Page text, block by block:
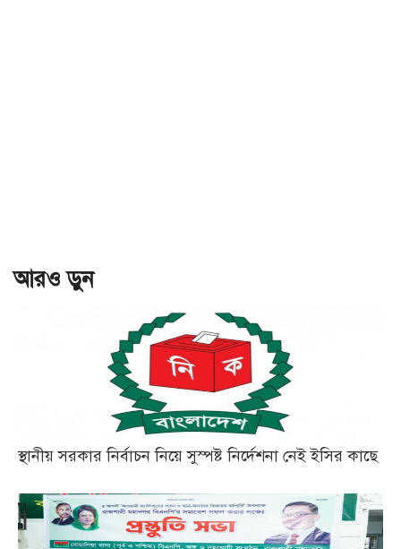
আরও ড়ুন
স্থানীয় সরকার নির্বাচন নিয়ে সুস্পষ্ট নির্দেশনা নেই ইসির কাছে